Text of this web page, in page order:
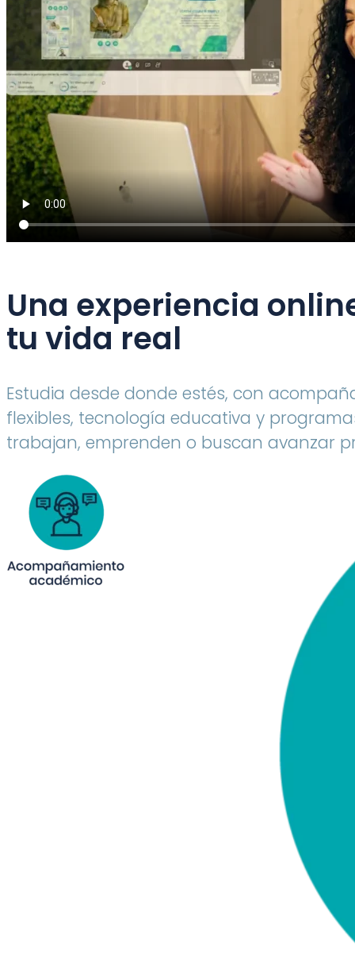
Una experiencia
tu vida real
Estudia desde donde estés, con
flexibles, tecnología educativa y
trabajan, emprenden o buscan avanzar